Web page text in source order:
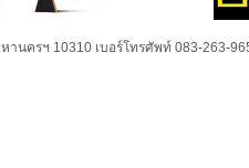
นครฯ 10310 เบอร์โทรศัพท์ 083-263-